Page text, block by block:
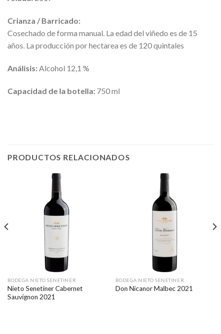
Crianza / Barricado:
Cosechado de forma manual. La edad del viñedo es de 15
años. La producción por hectarea es de 120 quintales
Análisis: Alcohol 12,1 %
Capacidad de la botella: 750 ml
PRODUCTOS RELACIONADOS
BODEGA NIETO SENETINER
Nieto Senetiner Cabernet
Sauvignon 2021
BODEGA NIETO SENETINER
Don Nicanor Malbec 2021